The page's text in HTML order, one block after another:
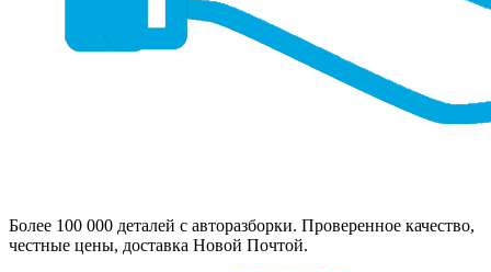
Более 100 000 деталей с авторазборки. Проверенное качество,
честные цены, доставка Новой Почтой.